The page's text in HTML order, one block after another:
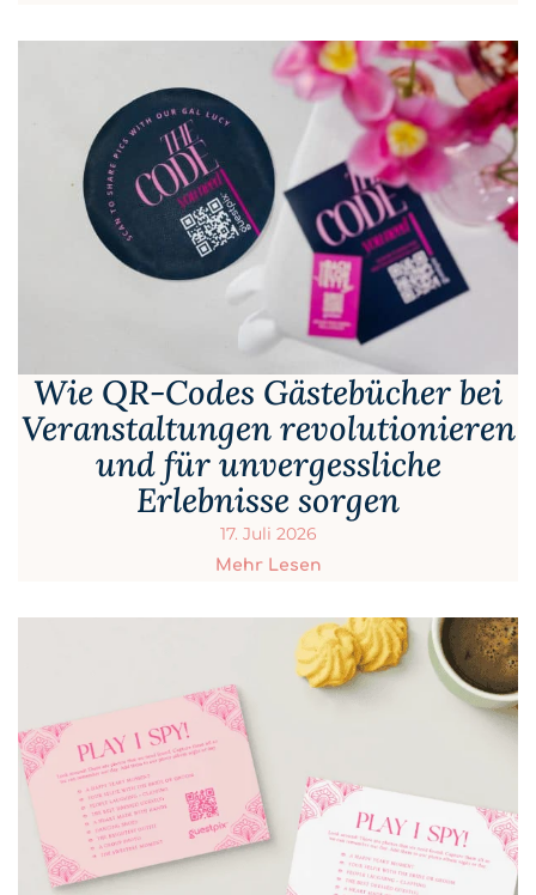
Wie QR-Codes Gästebücher bei
Veranstaltungen revolutionieren
und für unvergessliche
Erlebnisse sorgen
17. Juli 2026
Mehr Lesen